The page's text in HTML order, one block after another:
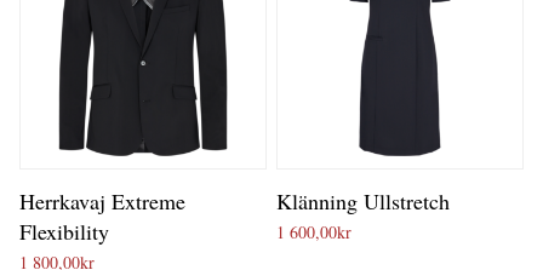
Herrkavaj Extreme
Flexibility
1 800,00kr
Klänning Ullstretch
1 600,00kr